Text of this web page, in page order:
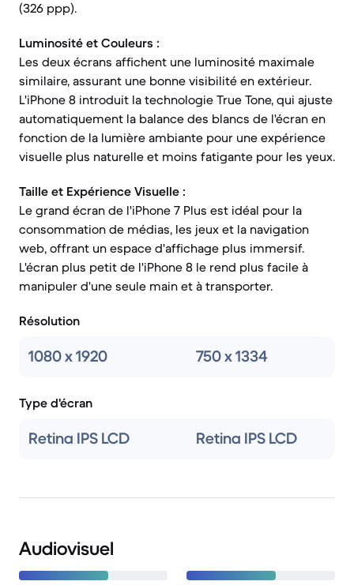
(326 ppp).
Luminosité et Couleurs :
Les deux écrans affichent une luminosité maximale
similaire, assurant une bonne visibilité en extérieur.
L'iPhone 8 introduit la technologie True Tone, qui ajuste
automatiquement la balance des blancs de l'écran en
fonction de la lumière ambiante pour une expérience
visuelle plus naturelle et moins fatigante pour les yeux.
Taille et Expérience Visuelle :
Le grand écran de l'iPhone 7 Plus est idéal pour la
consommation de médias, les jeux et la navigation
web, offrant un espace d'affichage plus immersif.
L'écran plus petit de l'iPhone 8 le rend plus facile à
manipuler d'une seule main et à transporter.
Résolution
1080 x 1920 750 x 1334
Type d'écran
Retina IPS LCD Retina IPS LCD
Audiovisuel